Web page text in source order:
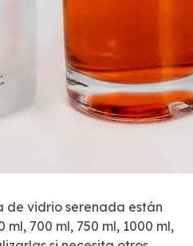
de vidrio serenada están
ml, 700 ml, 750 ml, 1000 ml,